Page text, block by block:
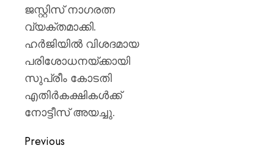
ജസ്റ്റിസ് നാഗരത്ന
വ്യക്തമാക്കി.
ഹർജിയിൽ വിശദമായ
പരിശോധനയ്ക്കായി
സുപ്രീം കോടതി
എതിർകക്ഷികൾക്ക്
നോട്ടീസ് അയച്ചു.
Previous